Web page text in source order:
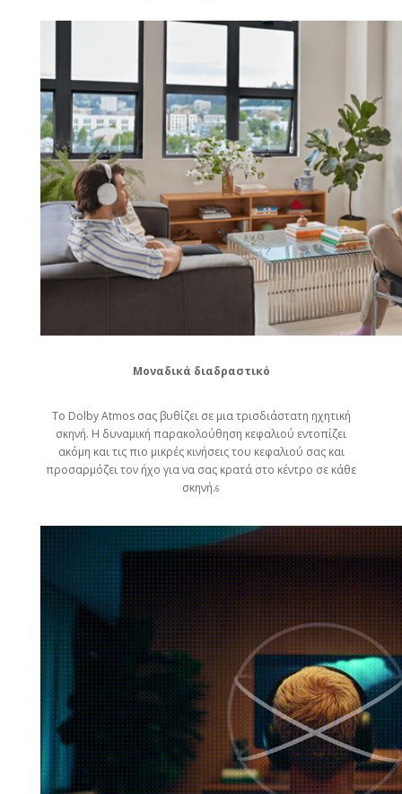
Μοναδικά διαδραστικό
Το Dolby Atmos σας βυθίζει σε μια τρισδιάστατη ηχητική
σκηνή. Η δυναμική παρακολούθηση κεφαλιού εντοπίζει
ακόμη και τις πιο μικρές κινήσεις του κεφαλιού σας και
προσαρμόζει τον ήχο για να σας κρατά στο κέντρο σε κάθε
σκηνή.6